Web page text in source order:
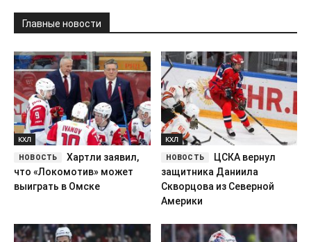
Главные новости
КХЛ
Хартли заявил,
что «Локомотив» может
выиграть в Омске
КХЛ
ЦСКА вернул
защитника Даниила
Скворцова из Северной
Америки